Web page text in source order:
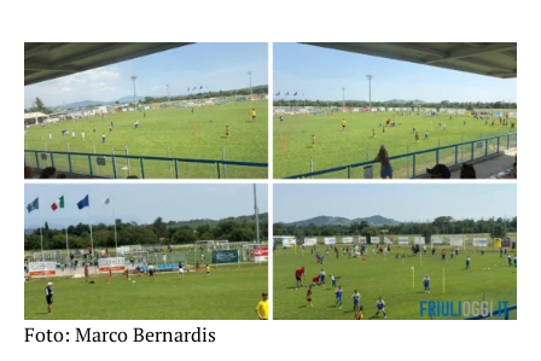
Foto: Marco Bernardis